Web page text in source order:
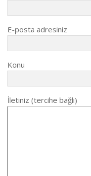
E-posta adresiniz
Konu
İletiniz (tercihe bağlı)